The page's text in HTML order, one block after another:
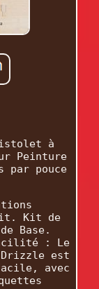
à
Peinture
par pouce
Kit de
Base.
: Le
est
avec